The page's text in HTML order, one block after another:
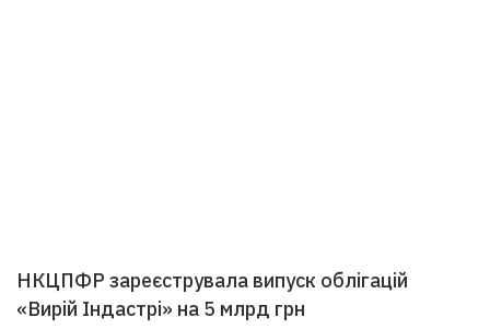
НКЦПФР зареєструвала випуск облігацій
«Вирій Індастрі» на 5 млрд грн